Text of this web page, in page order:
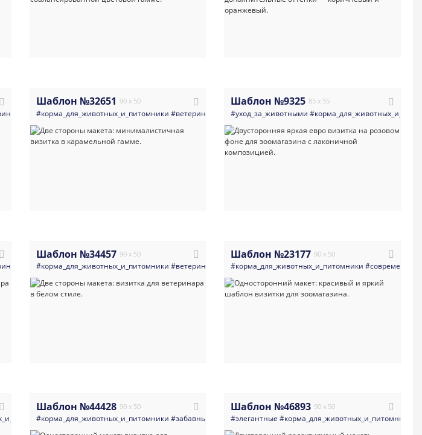
#современные#визитка #ветеринария_врачи_клиники#зоомагазин#клиника_больница#минимализм
Шаблон №32651 90 x 50
#корма_для_животных_и_питомники #ветеринария #современные#яркие #визитка
Шаблон №9325 85 x 55
#уход_за_животными
#современные#визитка #ветеринария_врачи_клиники#зоомагазин #клиника_больница#минимализм
Шаблон №34457 90 x 50
#корма_для_животных_и_питомники #ветеринария #современные#визитка
Шаблон №23177 90 x 50
#корма_для_животных_и_питомники #современные
#ветеринария#современные#визитка #ветеринария_врачи_клиники#зоомагазин #кошки#собаки
Шаблон №44428 90 x 50
#корма_для_животных_и_питомники #забавные_и_причудливые#яркие#визитка #товары_для_животных
Шаблон №46893 90 x 50
#элегантные #корма_для_животных_и_питомники